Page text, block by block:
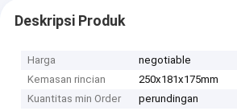
Deskripsi Produk
Harga
negotiable
Kemasan rincian
250x181x175mm
Kuantitas min Order
perundingan